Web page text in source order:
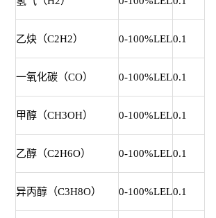
乙炔（C2H2） 0-100%LEL0.1
一氧化碳（CO） 0-100%LEL0.1
甲醇（CH3OH） 0-100%LEL0.1
乙醇（C2H6O） 0-100%LEL0.1
异丙醇（C3H8O） 0-100%LEL0.1